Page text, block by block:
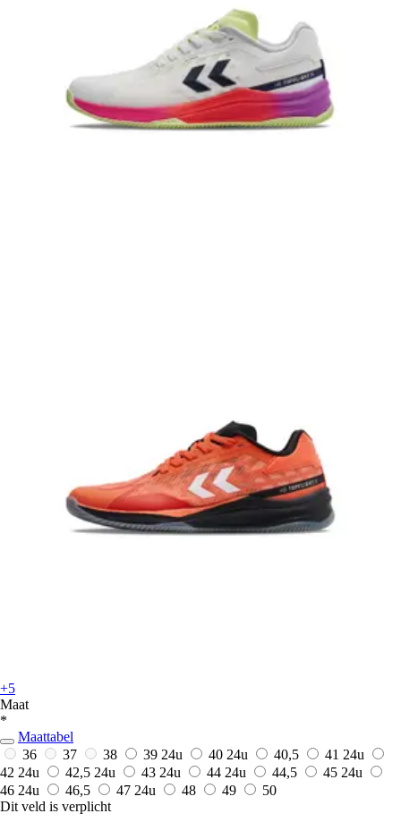
+5
Maat
*
Maattabel
36
37 38 39 24u 40 24u 40,5 41 24u
42 24u 42,5 24u 43 24u 44 24u 44,5 45 24u
46 24u 46,5 47 24u 48 49
50
Dit veld is verplicht